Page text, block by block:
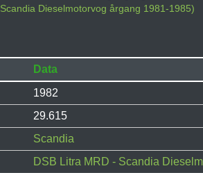
Dieselmotorvog årgang 1981-1985)
Data
1982
29.615
Scandia
DSB Litra MRD - Scandia